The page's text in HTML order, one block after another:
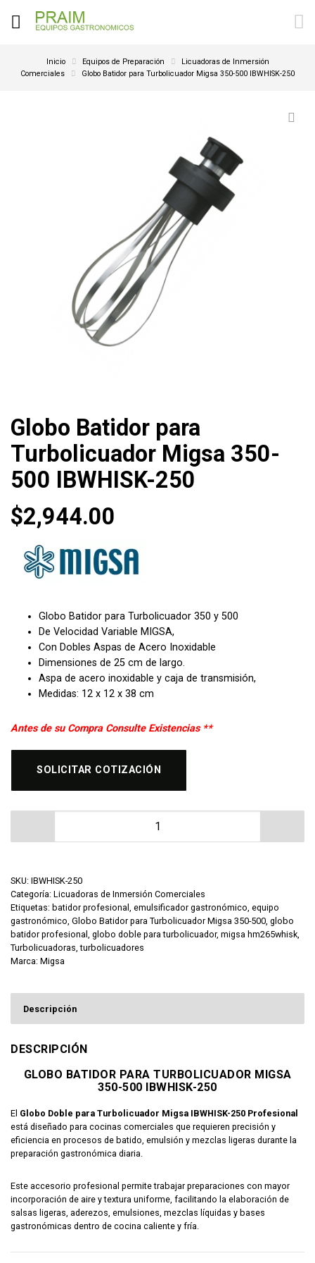
Inicio Equipos de Preparación
Licuadoras de Inmersión
Comerciales
Globo Batidor para Turbolicuador Migsa 350-500 IBWHISK-250
Globo Batidor para
Turbolicuador Migsa 350-
500 IBWHISK-250
$2,944.00
Globo Batidor para Turbolicuador 350 y 500
De Velocidad Variable MIGSA,
Con Dobles Aspas de Acero Inoxidable
Dimensiones de 25 cm de largo.
Aspa de acero inoxidable y caja de transmisión,
Medidas: 12 x 12 x 38 cm
Antes de su Compra Consulte Existencias **
SOLICITAR COTIZACIÓN
Globo Batidor para Turbolicuador Migsa 350-500
SKU: IBWHISK-250
Categoría: Licuadoras de Inmersión Comerciales
Etiquetas: batidor profesional , emulsificador gastronómico, equipo
gastronómico, Globo Batidor para Turbolicuador Migsa 350-500, globo
batidor profesional , globo doble para turbolicuador, migsa hm265whisk,
Turbolicuadoras,turbolicuadores
Marca: Migsa
Descripción
DESCRIPCIÓN
GLOBO BATIDOR PARA TURBOLICUADOR MIGSA
350-500 IBWHISK-250
El Globo Doble para Turbolicuador Migsa IBWHISK-250 Profesional
está diseñado para cocinas comerciales que requieren precisión y
eficiencia en procesos de batido, emulsión y mezclas ligeras durante la
preparación gastronómica diaria.
Este accesorio profesional permite trabajar preparaciones con mayor
incorporación de aire y textura uniforme, facilitando la elaboración de
salsas ligeras, aderezos, emulsiones, mezclas líquidas y bases
gastronómicas dentro de cocina caliente y fría.